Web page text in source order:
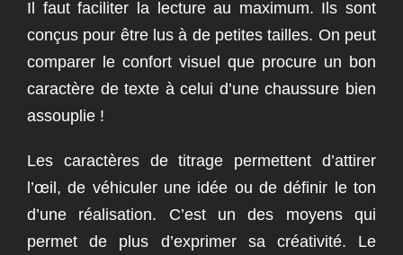
Il faut faciliter la lecture au maximum. Ils sont
conçus pour être lus à de petites tailles. On peut
comparer le confort visuel que procure un bon
caractère de texte à celui d’une chaussure bien
assouplie !
Les caractères de titrage permettent d’attirer
l’œil, de véhiculer une idée ou de définir le ton
d’une réalisation. C’est un des moyens qui
permet de plus d’exprimer sa créativité. Le